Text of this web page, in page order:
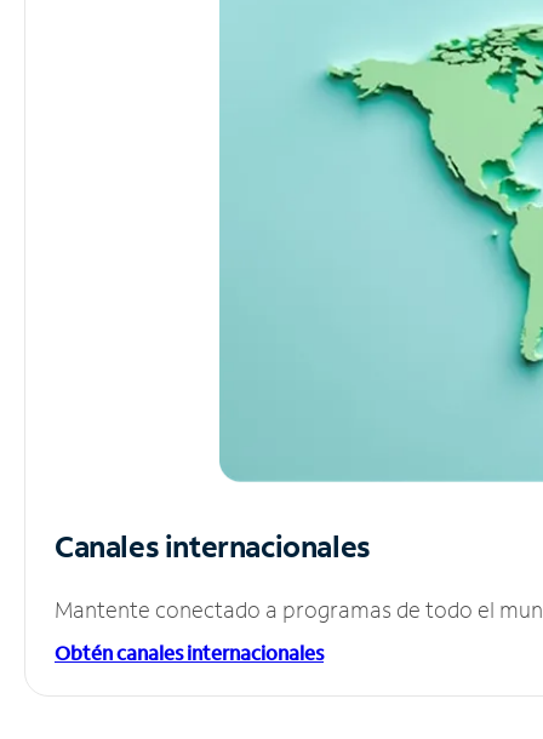
Canales internacionales
Mantente conectado a programas de todo el
Obtén canales internacionales